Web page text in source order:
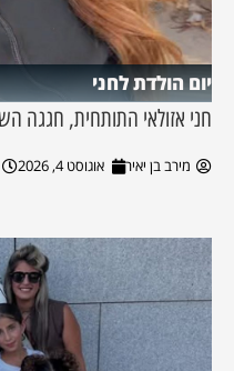
יום הולדת לחני
חני אזולאי התותחית, חגגה
מירב בן יאיר אוגוסט 4, 2026